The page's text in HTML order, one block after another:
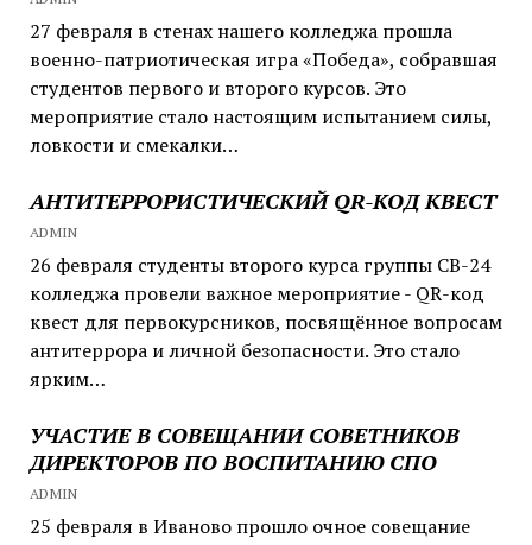
27 февраля в стенах нашего колледжа прошла
военно-патриотическая игра «Победа», собравшая
студентов первого и второго курсов. Это
мероприятие стало настоящим испытанием силы,
ловкости и смекалки…
АНТИТЕРРОРИСТИЧЕСКИЙ QR-КОД КВЕСТ
ADMIN
26 февраля студенты второго курса группы СВ-24
колледжа провели важное мероприятие - QR-код
квест для первокурсников, посвящённое вопросам
антитеррора и личной безопасности. Это стало
ярким…
УЧАСТИЕ В СОВЕЩАНИИ СОВЕТНИКОВ
ДИРЕКТОРОВ ПО ВОСПИТАНИЮ СПО
ADMIN
25 февраля в Иваново прошло очное совещание